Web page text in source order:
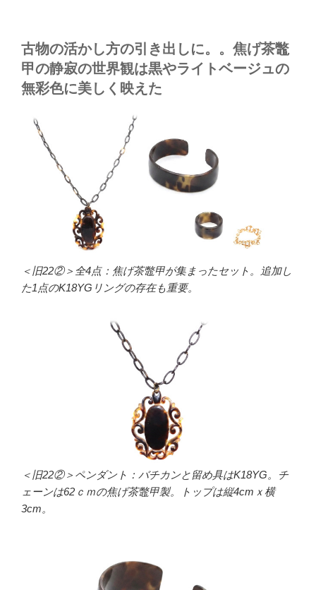
古物の活かし方の引き出しに。。焦げ茶鼈
甲の静寂の世界観は黒やライトベージュの
無彩色に美しく映えた
＜旧22②＞全4点：焦げ茶鼈甲が集まったセット。追加し
た1点のK18YGリングの存在も重要。
＜旧22②＞ペンダント：バチカンと留め具はK18YG。チ
ェーンは62ｃｍの焦げ茶鼈甲製。トップは縦4cmｘ横
3cm。